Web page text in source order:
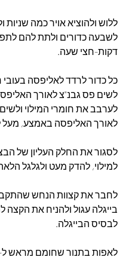
ללוש ולהוציא אויר כמה שניות
דקות-חצי שעה.
כל כדור לרדד לאליפסה בעובי
לשים פס גבנ"צ לאורך
לערבב את חומרי המילוי
לאורך האליפסה באמצע, מעל
לסגור את החלק העליון של
למילוי, להדק מעט ולגלגל
לחבר את קצוות הנחש
בייגלה עגול ולהניח את
לבסיס הבייגלה.